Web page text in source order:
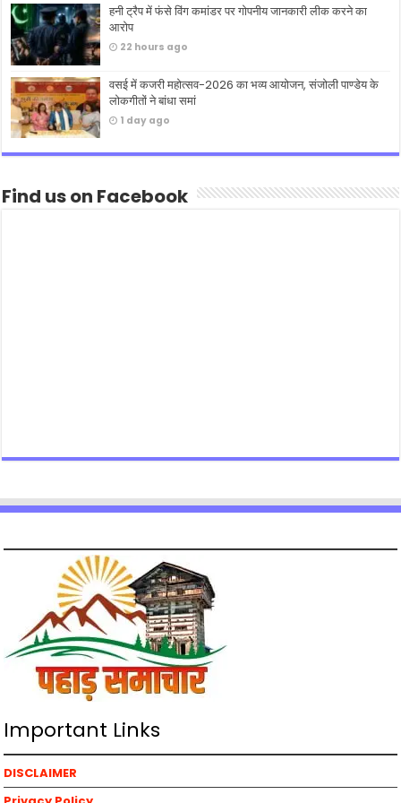
हनी ट्रैप में फंसे विंग कमांडर पर गोपनीय जानकारी लीक करने का
आरोप
22 hours ago
वसई में कजरी महोत्सव-2026 का भव्य आयोजन, संजोली पाण्डेय के
लोकगीतों ने बांधा समां
1 day ago
Find us on Facebook
Important Links
DISCLAIMER